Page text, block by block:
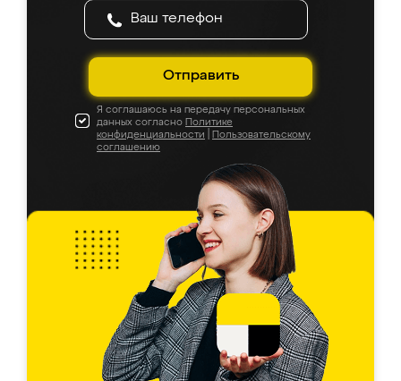
Отправить
Я соглашаюсь на передачу персональных
данных согласно Политике
конфиденциальности
Пользовательскому
соглашению